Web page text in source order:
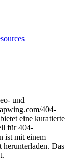
und
404-
eine kuratierte
für 404-
ist mit einem
herunterladen. Das